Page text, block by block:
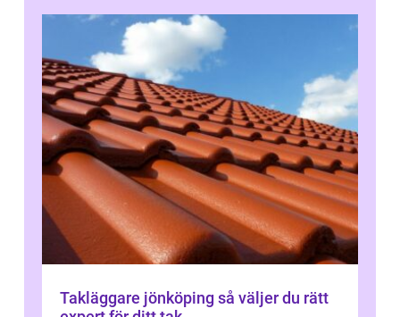
Takläggare jönköping så väljer du rätt